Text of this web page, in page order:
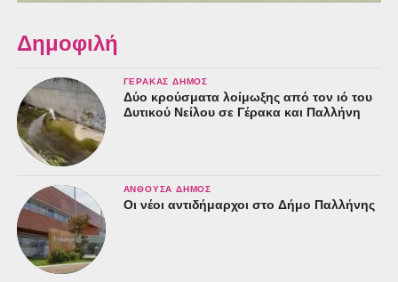
Δημοφιλή
ΓΈΡΑΚΑΣ ΔΉΜΟΣ
Δύο κρούσματα λοίμωξης από τον ιό του
Δυτικού Νείλου σε Γέρακα και Παλλήνη
ΑΝΘΟΎΣΑ ΔΉΜΟΣ
Οι νέοι αντιδήμαρχοι στο Δήμο Παλλήνης